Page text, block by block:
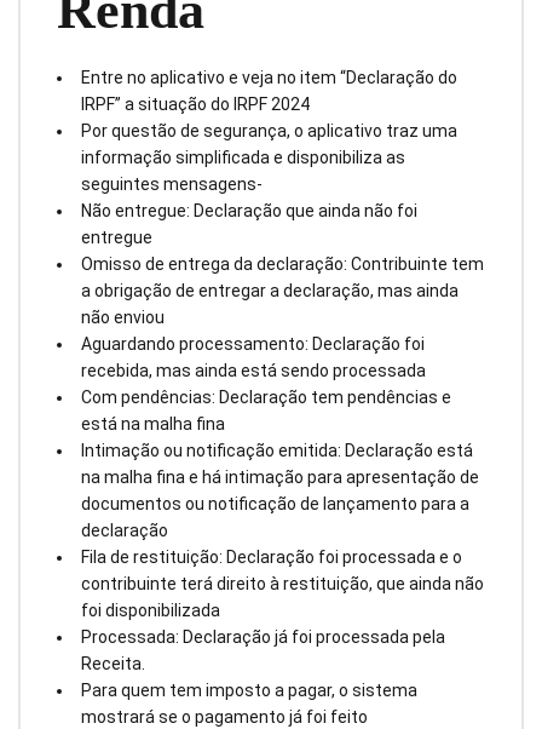
Entre no aplicativo e veja no item “Declaração do
IRPF” a situação do IRPF 2024
Por questão de segurança, o aplicativo traz uma
informação simplificada e disponibiliza as
seguintes mensagens-
Não entregue: Declaração que ainda não foi
entregue
Omisso de entrega da declaração: Contribuinte tem
a obrigação de entregar a declaração, mas ainda
não enviou
Aguardando processamento: Declaração foi
recebida, mas ainda está sendo processada
Com pendências: Declaração tem pendências e
está na malha fina
Intimação ou notificação emitida: Declaração está
na malha fina e há intimação para apresentação de
documentos ou notificação de lançamento para a
declaração
Fila de restituição: Declaração foi processada e o
contribuinte terá direito à restituição, que ainda não
foi disponibilizada
Processada: Declaração já foi processada pela
Receita.
Para quem tem imposto a pagar, o sistema
mostrará se o pagamento já foi feito